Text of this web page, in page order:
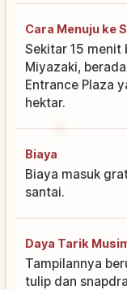
Cara Menuju ke
Sekitar 15 menit
Miyazaki,
Entrance Plaza
hektar.
Biaya
Biaya masuk
santai.
Daya Tarik
Tampilannya
tulip dan